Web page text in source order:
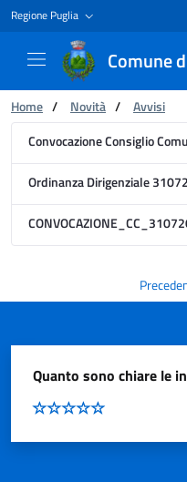
Regione Puglia
Comune
Ti trovi in:
Home / Novità / Avvisi
Avviso
Convocazione Consiglio
Ordinanza Dirigenziale
Quanto sono chiare le